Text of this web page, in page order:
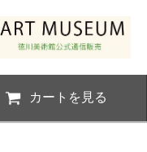
カートを見る